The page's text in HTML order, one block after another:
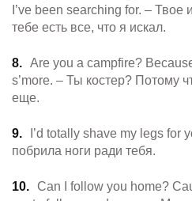
I’ve been searching for. –
тебе есть все, что я искал.
Are you a campfire?
s’more. – Ты костер? Потому
еще.
I’d totally shave my legs
побрила ноги ради тебя.
Can I follow you home?